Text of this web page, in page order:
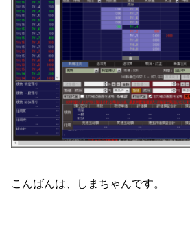
こんばんは、しまちゃんです。